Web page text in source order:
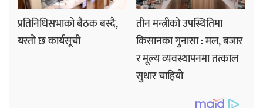
प्रतिनिधिसभाको बैठक बस्दै,
यस्तो छ कार्यसूची
तीन मन्त्रीको उपस्थितिमा
किसानका गुनासा : मल, बजार
र मूल्य व्यवस्थापनमा तत्काल
सुधार चाहियो